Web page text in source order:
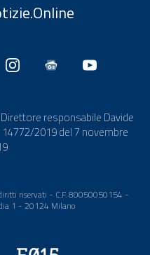
responsabile Davide
14772/2019 del 7 novembre
riservati - C.F. 80050050154 -
1 - 20124 Milano